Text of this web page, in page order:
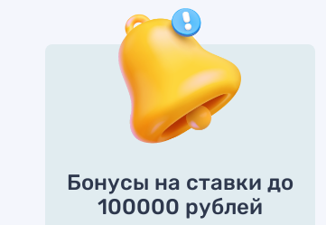
Бонусы на ставки до
100000 рублей